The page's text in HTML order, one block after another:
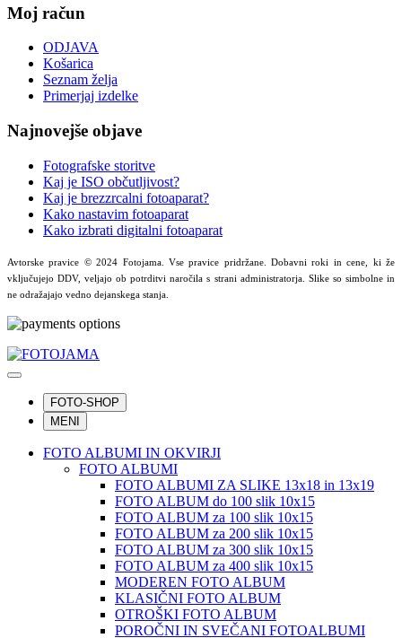
Moj račun
ODJAVA
Košarica
Seznam želja
Primerjaj izdelke
Najnovejše objave
Fotografske storitve
Kaj je ISO občutljivost?
Kaj je brezzrcalni fotoaparat?
Kako nastavim fotoaparat
Kako izbrati digitalni fotoaparat
Avtorske pravice © 2024 Fotojama. Vse pravice pridržane. Dobavni roki in cene, ki že
vključujejo DDV, veljajo ob potrditvi naročila s strani administratorja. Slike so simbolne in
ne odražajajo vedno dejanskega stanja.
FOTO-SHOP
MENI
FOTO ALBUMI IN OKVIRJI
FOTO ALBUMI
FOTO ALBUMI ZA SLIKE 13x18 in 13x19
FOTO ALBUM do 100 slik 10x15
FOTO ALBUM za 100 slik 10x15
FOTO ALBUM za 200 slik 10x15
FOTO ALBUM za 300 slik 10x15
FOTO ALBUM za 400 slik 10x15
MODEREN FOTO ALBUM
KLASIČNI FOTO ALBUM
OTROŠKI FOTO ALBUM
POROČNI IN SVEČANI FOTOALBUMI